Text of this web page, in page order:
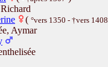
( °vers 1350 - †vers 1408
Aymar